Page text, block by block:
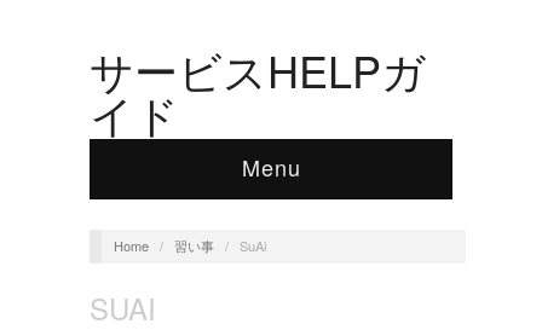
サービスHELPガ
イド
Menu
Home / 習い事 / SuAi
SUAI